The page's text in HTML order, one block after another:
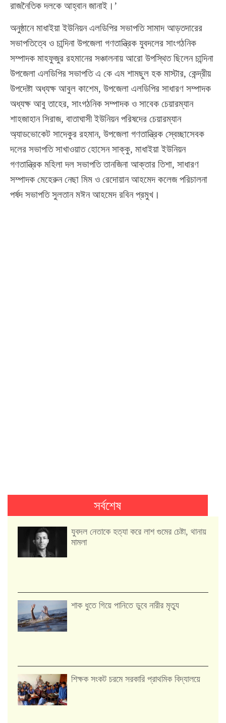
রাজনৈতিক দলকে আহ্বান জানাই।’
অনুষ্ঠানে মাধাইয়া ইউনিয়ন এলডিপির সভাপতি সামাদ আড়তদারের
সভাপতিত্বে ও চান্দিনা উপজেলা গণতান্ত্রিক যুবদলের সাংগঠনিক
সম্পাদক মাহফুজুর রহমানের সঞ্চালনায় আরো উপস্থিত ছিলেন চান্দিনা
উপজেলা এলডিপির সভাপতি এ কে এম শামছুল হক মাস্টার, কেন্দ্রীয়
উপদেষ্টা অধ্যক্ষ আবুল কাশেম, উপজেলা এলডিপির সাধারণ সম্পাদক
অধ্যক্ষ আবু তাহের, সাংগঠনিক সম্পাদক ও সাবেক চেয়ারম্যান
শাহজাহান সিরাজ, বাতাঘাসী ইউনিয়ন পরিষদের চেয়ারম্যান
অ্যাডভোকেট সাদেকুর রহমান, উপজেলা গণতান্ত্রিক স্বেচ্ছাসেবক
দলের সভাপতি সাখাওয়াত হোসেন সাক্কু, মাধাইয়া ইউনিয়ন
গণতান্ত্রিক মহিলা দল সভাপতি তানজিনা আক্তার তিশা, সাধারণ
সম্পাদক মেহেরুন নেছা মিম ও রেদোয়ান আহমেদ কলেজ পরিচালনা
পর্ষদ সভাপতি সুলতান মঈন আহমেদ রবিন প্রমুখ।
সর্বশেষ
যুবদল নেতাকে হত্যা করে লাশ গুমের চেষ্টা, থানায়
মামলা
শাক ধুতে গিয়ে পানিতে ডুবে নারীর মৃত্যু
শিক্ষক সংকট চরমে সরকারি প্রাথমিক বিদ্যালয়ে